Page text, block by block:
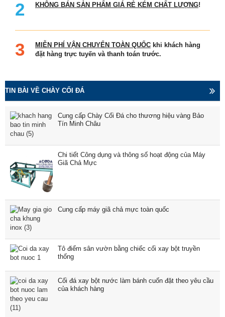
KHÔNG BÁN SẢN PHẨM GIÁ RẺ KÉM CHẤT LƯỢNG!
MIỄN PHÍ VẬN CHUYỂN TOÀN QUỐC khi khách hàng
đặt hàng trực tuyến và thanh toán trước.
TIN BÀI VỀ CHÀY CỐI ĐÁ
Cung cấp Chày Cối Đá cho thương hiệu vàng Bảo
Tín Minh Châu
Chi tiết Công dụng và thông số hoạt động của Máy
Giã Chả Mực
Cung cấp máy giã chả mực toàn quốc
Tô điểm sân vườn bằng chiếc cối xay bột truyền
thống
Cối đá xay bột nước làm bánh cuốn đặt theo yêu cầu
của khách hàng